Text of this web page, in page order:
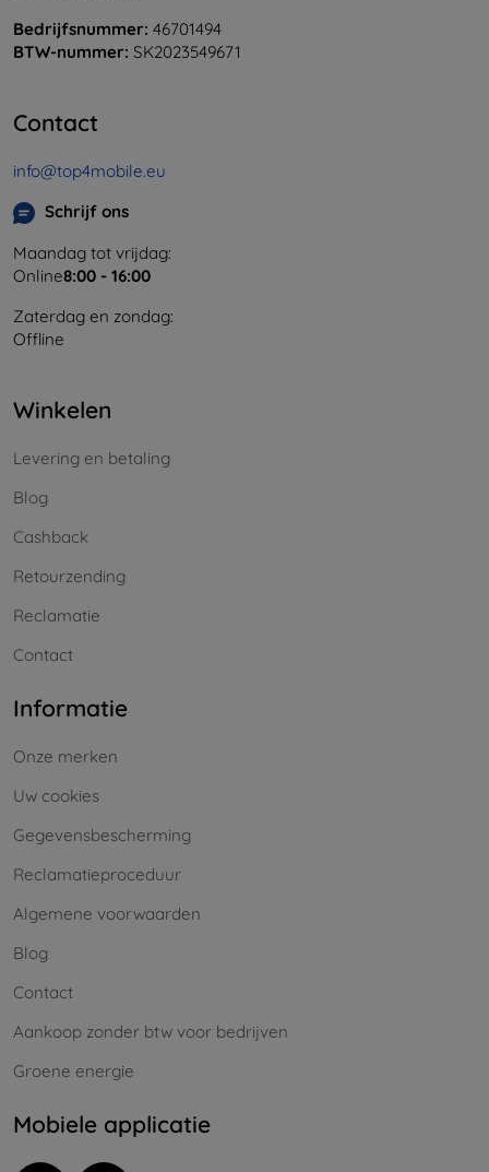
Bedrijfsnummer: 46701494
BTW-nummer: SK2023549671
Contact
info@top4mobile.eu
Schrijf ons
Maandag tot vrijdag:
Online8:00 - 16:00
Zaterdag en zondag:
Offline
Winkelen
Levering en betaling
Blog
Cashback
Retourzending
Reclamatie
Contact
Informatie
Onze merken
Uw cookies
Gegevensbescherming
Reclamatieproceduur
Algemene voorwaarden
Blog
Contact
Aankoop zonder btw voor bedrijven
Groene energie
Mobiele applicatie